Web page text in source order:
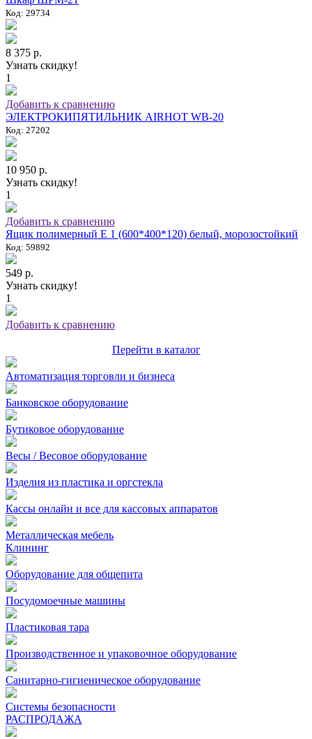
Код: 29734
8 375 р.
Узнать скидку!
1
Добавить к сравнению
ЭЛЕКТРОКИПЯТИЛЬНИК AIRHOT WB-20
Код: 27202
10 950 р.
Узнать скидку!
1
Добавить к сравнению
Ящик полимерный E 1 (600*400*120) белый, морозостойкий
Код: 59892
549 р.
Узнать скидку!
1
Добавить к сравнению
Перейти в каталог
Автоматизация торговли и бизнеса
Банковское оборудование
Бутиковое оборудование
Весы / Весовое оборудование
Изделия из пластика и оргстекла
Кассы онлайн и все для кассовых аппаратов
Металлическая мебель
Клининг
Оборудование для общепита
Посудомоечные машины
Пластиковая тара
Производственное и упаковочное оборудование
Санитарно-гигиеническое оборудование
Системы безопасности
РАСПРОДАЖА